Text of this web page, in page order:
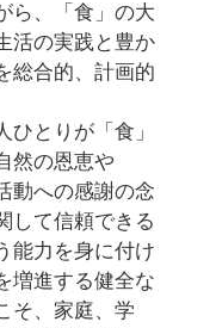
ら、「食」の大
活の実践と豊か
総合的、計画的
とりが「食」
然の恩恵や
動への感謝の念
して信頼できる
能力を身に付け
増進する健全な
そ、家庭、学